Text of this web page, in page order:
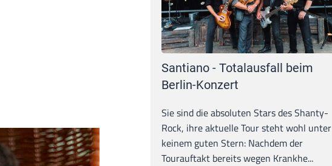
Santiano - Totalausfall beim
Berlin-Konzert
Sie sind die absoluten Stars des Shanty-
Rock, ihre aktuelle Tour steht wohl unter
keinem guten Stern: Nachdem der
Tourauftakt bereits wegen Krankhe...